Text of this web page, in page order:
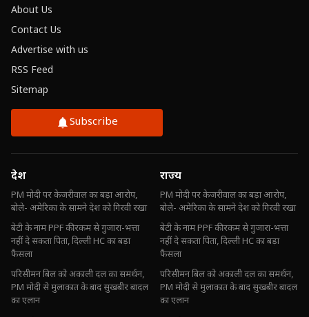
About Us
Contact Us
Advertise with us
RSS Feed
Sitemap
Subscribe
देश
PM मोदी पर केजरीवाल का बड़ा आरोप,
बोले- अमेरिका के सामने देश को गिरवी रखा
बेटी के नाम PPF की रकम से गुजारा-भत्ता
नहीं दे सकता पिता, दिल्ली HC का बड़ा
फैसला
परिसीमन बिल को अकाली दल का समर्थन,
PM मोदी से मुलाकात के बाद सुखबीर बादल
का एलान
राज्य
PM मोदी पर केजरीवाल का बड़ा आरोप,
बोले- अमेरिका के सामने देश को गिरवी रखा
बेटी के नाम PPF की रकम से गुजारा-भत्ता
नहीं दे सकता पिता, दिल्ली HC का बड़ा
फैसला
परिसीमन बिल को अकाली दल का समर्थन,
PM मोदी से मुलाकात के बाद सुखबीर बादल
का एलान